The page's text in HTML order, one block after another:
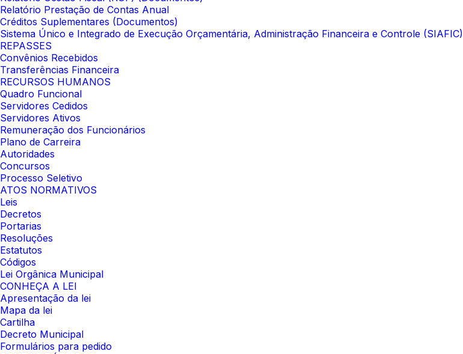
Relatório Prestação de Contas Anual
Créditos Suplementares (Documentos)
Sistema Único e Integrado de Execução Orçamentária, Administração Financeira e Controle (SIAFIC)
REPASSES
Convênios Recebidos
Transferências Financeira
RECURSOS HUMANOS
Quadro Funcional
Servidores Cedidos
Servidores Ativos
Remuneração dos Funcionários
Plano de Carreira
Autoridades
Concursos
Processo Seletivo
ATOS NORMATIVOS
Leis
Decretos
Portarias
Resoluções
Estatutos
Códigos
Lei Orgânica Municipal
CONHEÇA A LEI
Apresentação da lei
Mapa da lei
Cartilha
Decreto Municipal
Formulários para pedido